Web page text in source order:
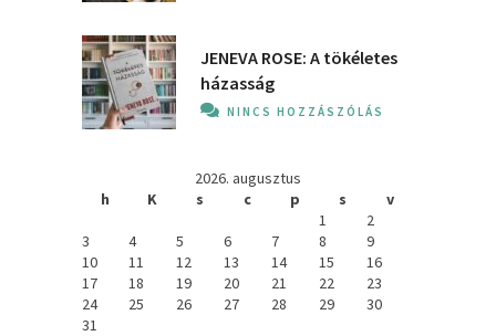
JENEVA ROSE: A ​tökéletes
házasság
NINCS HOZZÁSZÓLÁS
2026. augusztus
h
K s c p s
v
1
2
3
4 5 6 7 8
9
10
11 12 13 14 15
16
17
18 19 20 21 22
23
24
25 26 27 28 29
30
31